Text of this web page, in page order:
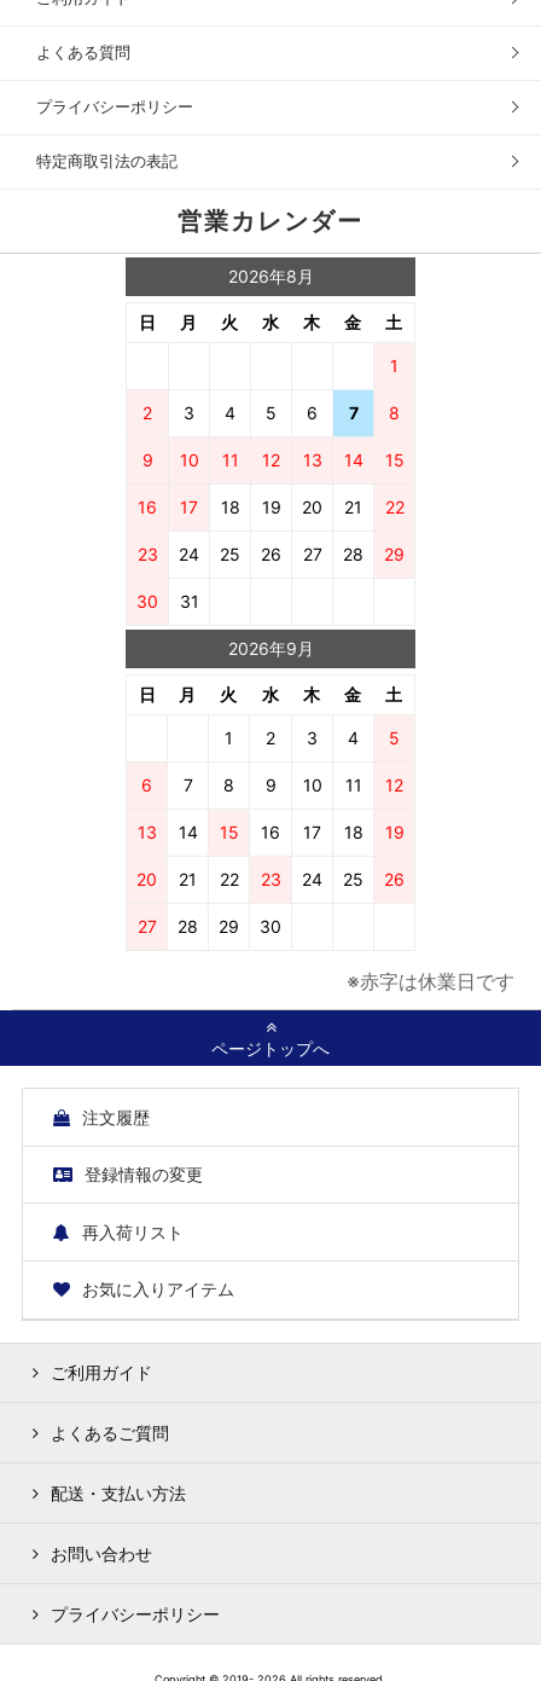
よくある質問
プライバシーポリシー
特定商取引法の表記
営業カレンダー
2026年8月
日 月 火 水 木 金 土
1
2 3 4 5 6 7 8
9 10 11 12 13 14 15
16 17 18 19 20 21 22
23 24 25 26 27 28 29
30 31
2026年9月
日 月 火 水 木 金 土
1 2 3 4 5
6 7 8 9 10 11 12
13 14 15 16 17 18 19
20 21 22 23 24 25 26
27 28 29 30
※赤字は休業日です
ページトップへ
注文履歴
登録情報の変更
再入荷リスト
お気に入りアイテム
ご利用ガイド
よくあるご質問
配送・支払い方法
お問い合わせ
プライバシーポリシー